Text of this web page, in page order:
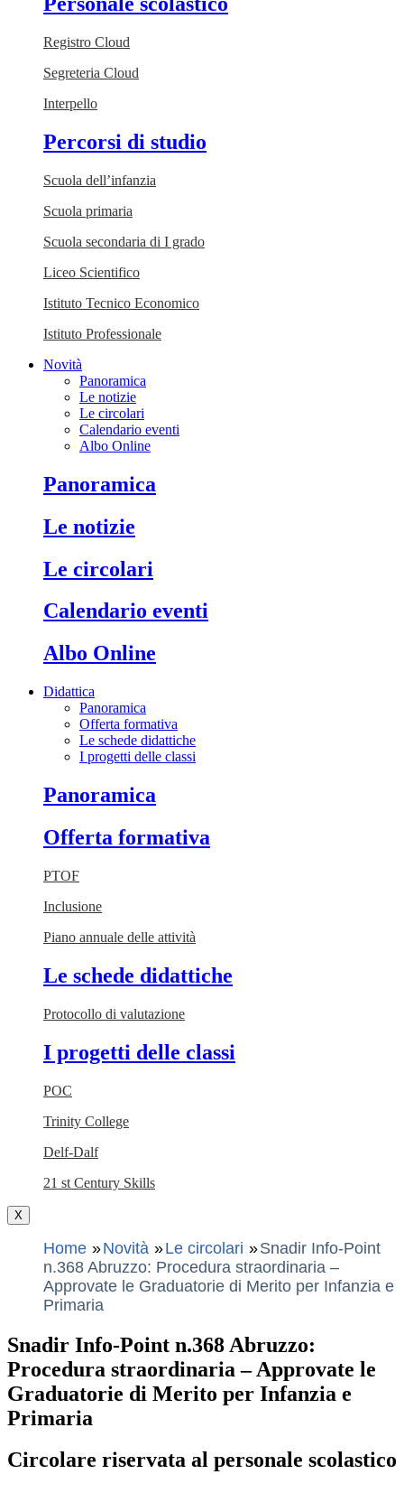
Registro Cloud
Segreteria Cloud
Interpello
Percorsi di studio
Scuola dell’infanzia
Scuola primaria
Scuola secondaria di I grado
Liceo Scientifico
Istituto Tecnico Economico
Istituto Professionale
Novità
Panoramica
Le notizie
Le circolari
Calendario eventi
Albo Online
Panoramica
Le notizie
Le circolari
Calendario eventi
Albo Online
Didattica
Panoramica
Offerta formativa
Le schede didattiche
I progetti delle classi
Panoramica
Offerta formativa
PTOF
Inclusione
Piano annuale delle attività
Le schede didattiche
Protocollo di valutazione
I progetti delle classi
POC
Trinity College
Delf-Dalf
21 st Century Skills
X
Home Novità Le circolari
Snadir Info-Point
n.368 Abruzzo: Procedura straordinaria –
Approvate le Graduatorie di Merito per Infanzia e
Primaria
Snadir Info-Point n.368 Abruzzo:
Procedura straordinaria – Approvate le
Graduatorie di Merito per Infanzia e
Primaria
Circolare riservata al personale scolastico